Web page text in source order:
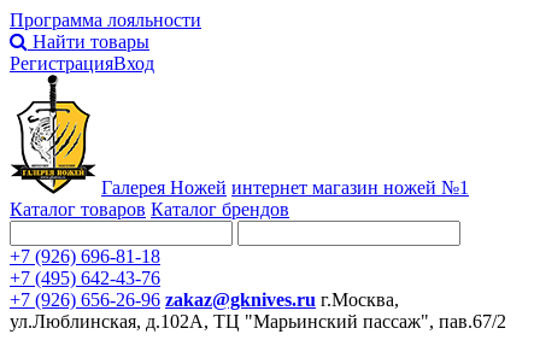
Программа лояльности
Найти товары
РегистрацияВход
Галерея Ножей интернет магазин ножей №1
Каталог товаров Каталог брендов
+7 (926) 696-81-18
+7 (495) 642-43-76
+7 (926) 656-26-96 zakaz@gknives.ru г.Москва,
ул.Люблинская, д.102А, ТЦ "Марьинский пассаж", пав.67/2